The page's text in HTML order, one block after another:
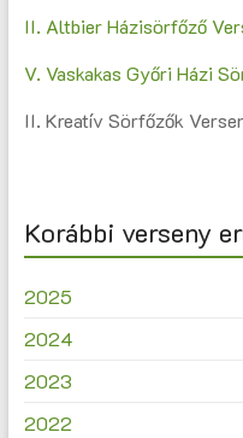
II. Altbier Házisörfőző
V. Vaskakas Győri Házi
II. Kreatív Sörfőzők
Korábbi verseny
2025
2024
2023
2022